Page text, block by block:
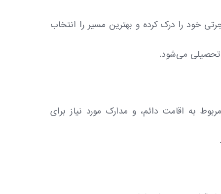
خود را درک کرده و بهترین مسیر را انتخاب
تحصیلی می‌شود.
به اقامت دائم، و مدارک مورد نیاز برای